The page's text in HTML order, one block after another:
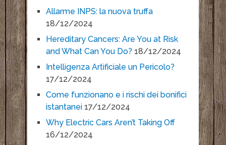
Allarme INPS: la nuova truffa
18/12/2024
Hereditary Cancers: Are You at Risk
and What Can You Do? 18/12/2024
Intelligenza Artificiale un Pericolo?
17/12/2024
Come funzionano e i rischi dei bonifici
istantanei 17/12/2024
Why Electric Cars Aren’t Taking Off
16/12/2024